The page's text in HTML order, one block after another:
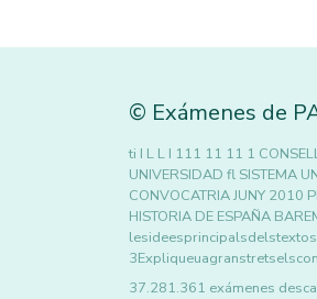
© Exámenes de
ti I L L I 111 11 11 1
UNIVERSIDAD fl SISTEMA
CONVOCATRIA JUNY 2010
HISTORIA DE ESPAÑA
37.281.361 exámenes